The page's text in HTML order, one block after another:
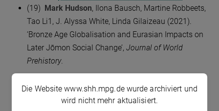
(19) Mark Hudson, Ilona Bausch, Martine Robbeets,
Tao Li1, J. Alyssa White, Linda Gilaizeau (2021).
‘Bronze Age Globalisation and Eurasian Impacts on
Later Jōmon Social Change’, Journal of World
Prehistory.
clamorous fishermen: Bronzisation and transcultural
Die Website www.shh.mpg.de wurde archiviert und
wird nicht mehr aktualisiert.